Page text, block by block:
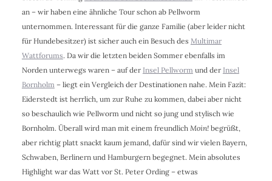
an – wir haben eine ähnliche Tour schon ab Pellworm
unternommen. Interessant für die ganze Familie (aber leider nicht
für Hundebesitzer) ist sicher auch ein Besuch des Multimar
Wattforums. Da wir die letzten beiden Sommer ebenfalls im
Norden unterwegs waren – auf der Insel Pellworm und der Insel
Bornholm – liegt ein Vergleich der Destinationen nahe. Mein Fazit:
Eiderstedt ist herrlich, um zur Ruhe zu kommen, dabei aber nicht
so beschaulich wie Pellworm und nicht so jung und stylisch wie
Bornholm. Überall wird man mit einem freundlich Moin!begrüßt,
aber richtig platt snackt kaum jemand, dafür sind wir vielen Bayern,
Schwaben, Berlinern und Hamburgern begegnet. Mein absolutes
Highlight war das Watt vor St. Peter Ording – etwas